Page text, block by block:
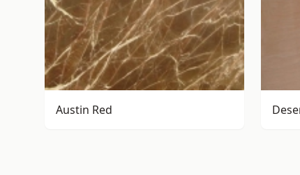
Austin Red